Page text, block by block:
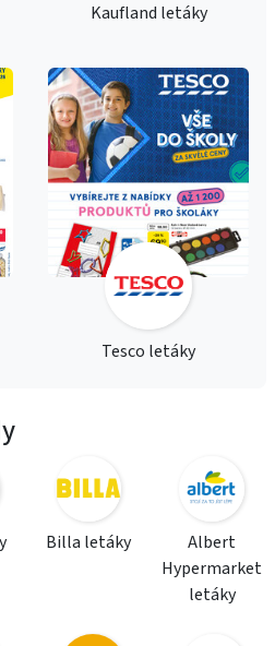
Kaufland letáky
Tesco letáky
Billa letáky
Albert
Hypermarket
letáky